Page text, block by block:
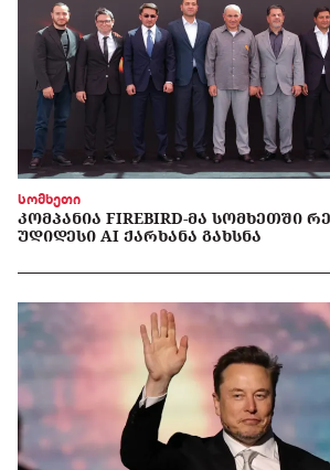
სომხეთი
ᲙᲝᲛᲞᲐᲜᲘᲐ FIREBIRD-ᲛᲐ ᲡᲝᲛᲮᲔᲗᲨᲘ
ᲣᲓᲘᲓᲔᲡᲘ AI ᲥᲐᲠᲮᲐᲜᲐ ᲒᲐᲮᲡᲜᲐ